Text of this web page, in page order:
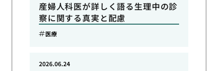
産婦人科医が詳しく語る生理中の診
察に関する真実と配慮
医療
2026.06.24